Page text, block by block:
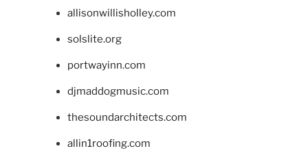
allisonwillisholley.com
solslite.org
portwayinn.com
djmaddogmusic.com
thesoundarchitects.com
allin1roofing.com